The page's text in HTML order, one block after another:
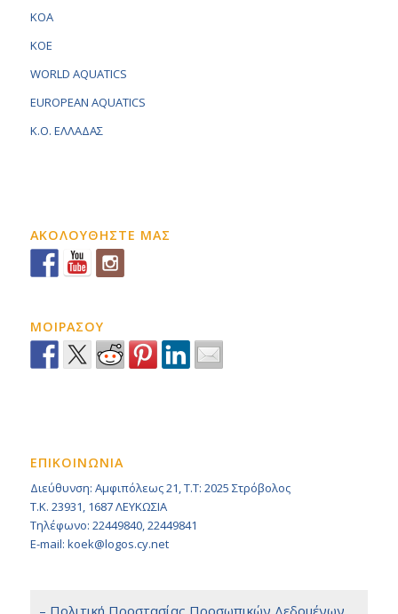
KOA
KOE
WORLD AQUATICS
EUROPEAN AQUATICS
K.O. ΕΛΛΑΔΑΣ
ΑΚΟΛΟΥΘΗΣΤΕ ΜΑΣ
ΜΟΙΡΑΣΟΥ
ΕΠΙΚΟΙΝΩΝΙΑ
Διεύθυνση: Αμφιπόλεως 21, Τ.Τ: 2025 Στρόβολος
Τ.Κ. 23931, 1687 ΛΕΥΚΩΣΙΑ
Τηλέφωνο: 22449840, 22449841
E-mail: koek@logos.cy.net
– Πολιτική Προστασίας Προσωπικών Δεδομένων